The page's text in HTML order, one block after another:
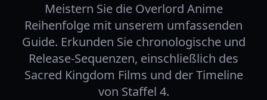
Meistern Sie die Overlord Anime
Reihenfolge mit unserem umfassenden
Guide. Erkunden Sie chronologische und
Release-Sequenzen, einschließlich des
Sacred Kingdom Films und der Timeline
von Staffel 4.